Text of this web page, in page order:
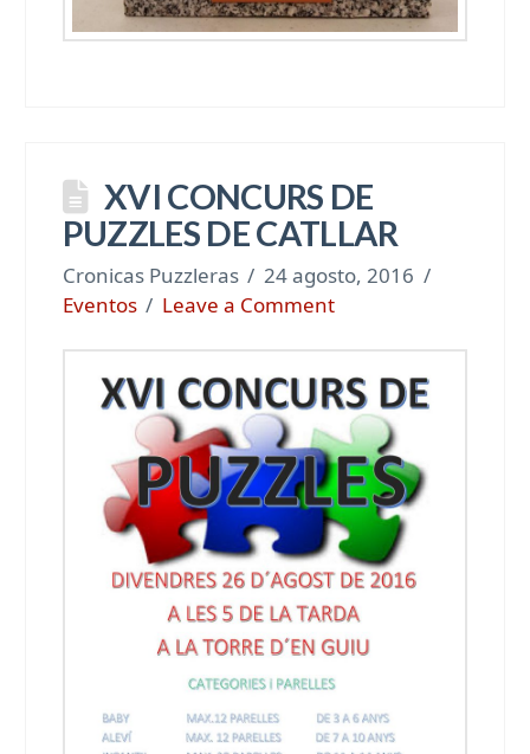
XVI CONCURS DE
PUZZLES DE CATLLAR
Cronicas Puzzleras
24 agosto, 2016
Eventos
Leave a Comment